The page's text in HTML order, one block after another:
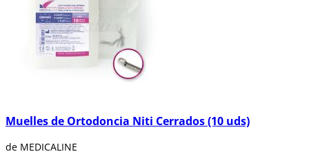
Muelles de Ortodoncia Niti Cerrados (10 uds)
de MEDICALINE